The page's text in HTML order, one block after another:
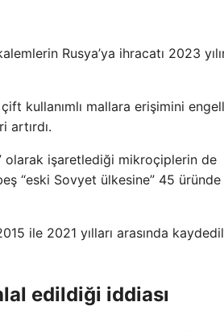
Rusya’ya ihracatı 2023
çift kullanımlı mallara erişimini
artırdı.
olarak işaretlediği mikroçiplerin de
“eski Sovyet ülkesine” 45
ile 2021 yılları arasında
edildiği iddiası